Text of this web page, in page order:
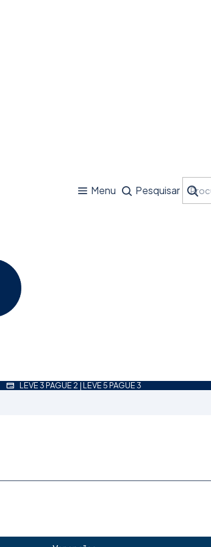
Menu Pesquisar
LEVE 3 PAGUE 2 | LEVE 5 PAGUE 3